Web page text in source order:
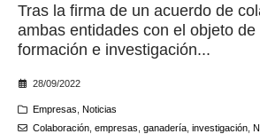
Tras la firma de un acuerdo de
ambas entidades con el objeto de
formación e investigación...
28/09/2022
Empresas Noticias
Colaboración, empresas ganadería, investigación,